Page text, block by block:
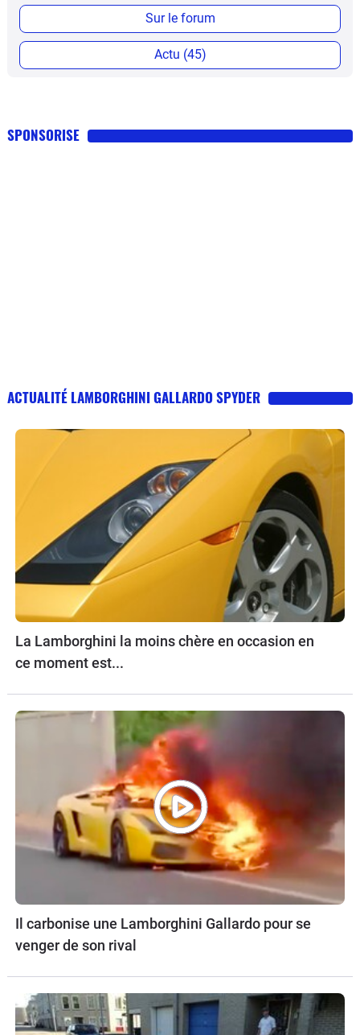
Sur le forum
Actu (45)
SPONSORISE
ACTUALITÉ LAMBORGHINI GALLARDO SPYDER
La Lamborghini la moins chère en occasion en
ce moment est...
Il carbonise une Lamborghini Gallardo pour se
venger de son rival